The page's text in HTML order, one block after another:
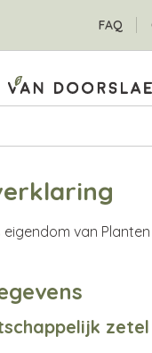
FAQ
eigendom van
zetel